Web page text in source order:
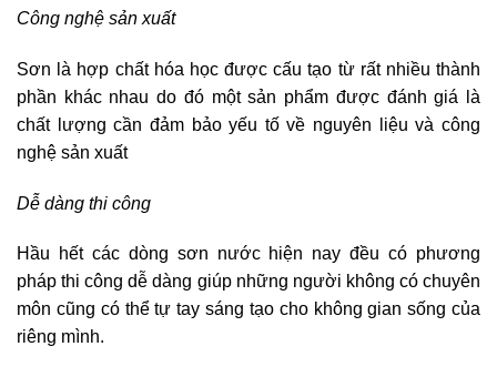
Công nghệ sản xuất
Sơn là hợp chất hóa học được cấu tạo từ rất nhiều thành
phần khác nhau do đó một sản phẩm được đánh giá là
chất lượng cần đảm bảo yếu tố về nguyên liệu và công
nghệ sản xuất
Dễ dàng thi công
Hầu hết các dòng sơn nước hiện nay đều có phương
pháp thi công dễ dàng giúp những người không có chuyên
môn cũng có thể tự tay sáng tạo cho không gian sống của
riêng mình.